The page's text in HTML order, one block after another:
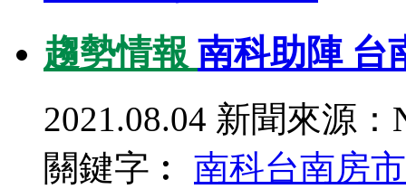
趨勢情報 南科助陣 台
2021.08.04 新聞來源：
關鍵字︰ 南科台南房市